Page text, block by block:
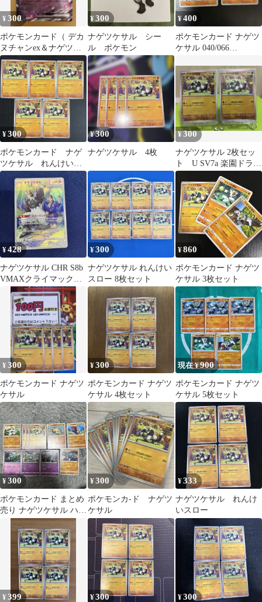
¥300
ポケモンカード（ デカ
ヌチャンex＆ナゲツケ
サル ）
¥300
ナゲツケサル シー
ル ポケモン
¥400
ポケモンカード ナゲツ
ケサル 040/066
¥300
ポケモンカード ナゲ
ツケサル れんけいス
ロー 5枚
¥300
ナゲツケサル 4枚
¥300
ナゲツケサル 2枚セッ
ト U SV7a 楽園ドラゴ
ーナ 031/064
¥428
ナゲツケサル CHR S8b
VMAXクライマックス
203/184
¥300
ナゲツケサル れんけい
スロー 8枚セット
¥860
ポケモンカード ナゲツ
ケサル 3枚セット
¥300
ポケモンカード ナゲツ
ケサル
¥300
ポケモンカード ナゲツ
ケサル 4枚セット
現在 ¥900
ポケモンカード ナゲツ
ケサル 5枚セット
¥300
ポケモンカード まとめ
売り ナゲツケサル ハリ
テヤマ ゴビット ゴルー
¥300
ポケモンカ-ド ナゲツ
ケサル
¥333
ナゲツケサル れんけ
いスロー
¥399 ¥300 ¥300